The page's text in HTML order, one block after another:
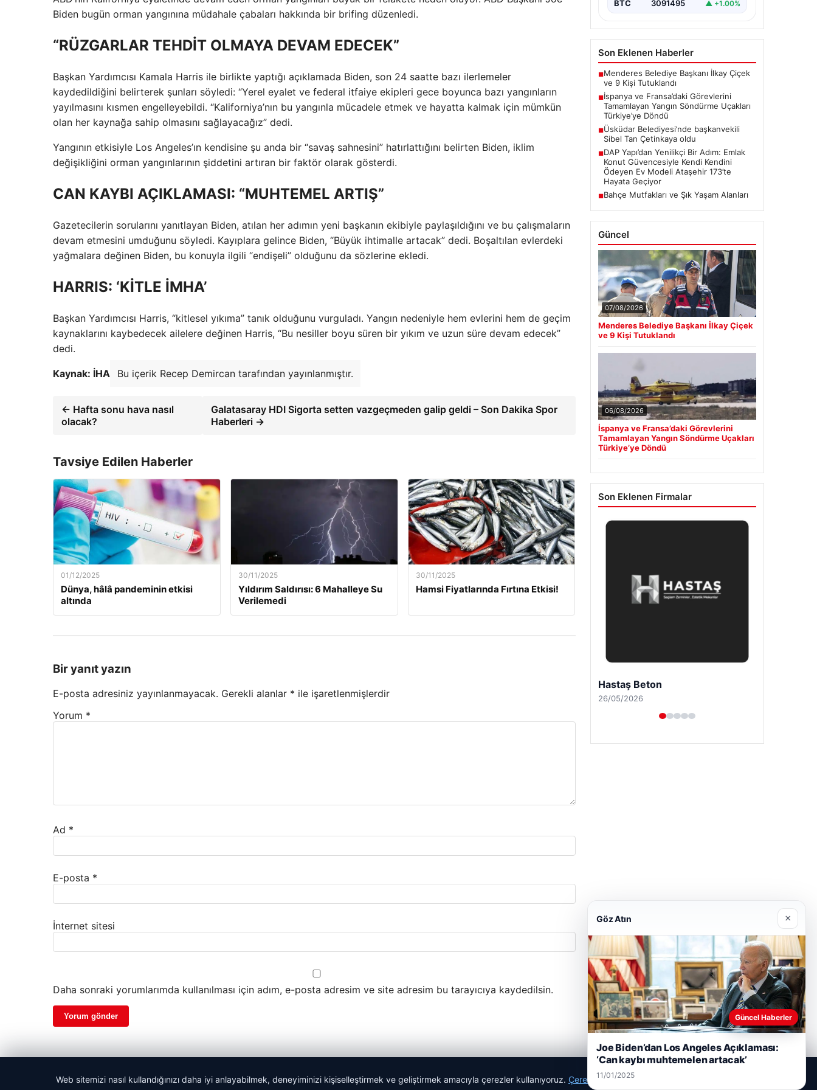
Biden bugün orman yangınına müdahale çabaları hakkında bir brifing düzenledi.
“RÜZGARLAR TEHDİT OLMAYA DEVAM EDECEK”
Başkan Yardımcısı Kamala Harris ile birlikte yaptığı açıklamada Biden, son 24 saatte bazı ilerlemeler
kaydedildiğini belirterek şunları söyledi: “Yerel eyalet ve federal itfaiye ekipleri gece boyunca bazı yangınların
yayılmasını kısmen engelleyebildi. “Kaliforniya’nın bu yangınla mücadele etmek ve hayatta kalmak için mümkün
olan her kaynağa sahip olmasını sağlayacağız” dedi.
Yangının etkisiyle Los Angeles’ın kendisine şu anda bir “savaş sahnesini” hatırlattığını belirten Biden, iklim
değişikliğini orman yangınlarının şiddetini artıran bir faktör olarak gösterdi.
CAN KAYBI AÇIKLAMASI: “MUHTEMEL ARTIŞ”
Gazetecilerin sorularını yanıtlayan Biden, atılan her adımın yeni başkanın ekibiyle paylaşıldığını ve bu çalışmaların
devam etmesini umduğunu söyledi. Kayıplara gelince Biden, “Büyük ihtimalle artacak” dedi. Boşaltılan evlerdeki
yağmalara değinen Biden, bu konuyla ilgili “endişeli” olduğunu da sözlerine ekledi.
HARRIS: ‘KİTLE İMHA’
Başkan Yardımcısı Harris, “kitlesel yıkıma” tanık olduğunu vurguladı. Yangın nedeniyle hem evlerini hem de geçim
kaynaklarını kaybedecek ailelere değinen Harris, “Bu nesiller boyu süren bir yıkım ve uzun süre devam edecek”
dedi.
Kaynak: İHA Bu içerik Recep Demircan tarafından yayınlanmıştır.
← Hafta sonu hava nasıl
olacak?
Galatasaray HDI Sigorta setten vazgeçmeden galip geldi – Son Dakika Spor
Haberleri →
Tavsiye Edilen Haberler
01/12/2025
Dünya, hâlâ pandeminin etkisi
altında
30/11/2025
Yıldırım Saldırısı: 6 Mahalleye Su
Verilemedi
30/11/2025
Hamsi Fiyatlarında Fırtına Etkisi!
Bir yanıt yazın
E-posta adresiniz yayınlanmayacak. Gerekli alanlar * ile işaretlenmişlerdir
Yorum *
Ad *
E-posta *
İnternet sitesi
Daha sonraki yorumlarımda kullanılması için adım, e-posta adresim ve site adresim bu tarayıcıya kaydedilsin.
BTC 3091495 ▲ +1.00%
Son Eklenen Haberler
■Menderes Belediye Başkanı İlkay Çiçek
ve 9 Kişi Tutuklandı
■İspanya ve Fransa’daki Görevlerini
Tamamlayan Yangın Söndürme Uçakları
Türkiye’ye Döndü
■Üsküdar Belediyesi’nde başkanvekili
Sibel Tan Çetinkaya oldu
■DAP Yapı’dan Yenilikçi Bir Adım: Emlak
Konut Güvencesiyle Kendi Kendini
Ödeyen Ev Modeli Ataşehir 173’te
Hayata Geçiyor
■Bahçe Mutfakları ve Şık Yaşam Alanları
Güncel
07/08/2026
Menderes Belediye Başkanı İlkay Çiçek
ve 9 Kişi Tutuklandı
06/08/2026
İspanya ve Fransa’daki Görevlerini
Tamamlayan Yangın Söndürme Uçakları
Türkiye’ye Döndü
Son Eklenen Firmalar
Enes Kaplan Avukatlık Bürosu
28/04/2026
© 2026 Sözcü Web
Web sitemizi nasıl kullandığınızı daha iyi anlayabilmek, deneyiminizi kişiselleştirmek ve geliştirmek amacıyla çerezler kullanıyoruz. Çerez Politikamız
Göz Atın ×
Güncel Haberler
Joe Biden’dan Los Angeles Açıklaması:
‘Can kaybı muhtemelen artacak’
11/01/2025